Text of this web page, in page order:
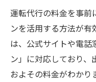
運転代行の料金を事前
ンを活用する方法が
は、公式サイトや電話
ン」に対応しており
およその料金がわかり